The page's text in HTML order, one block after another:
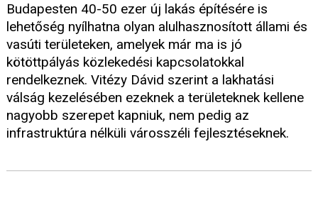
Budapesten 40-50 ezer új lakás építésére is
lehetőség nyílhatna olyan alulhasznosított állami és
vasúti területeken, amelyek már ma is jó
kötöttpályás közlekedési kapcsolatokkal
rendelkeznek. Vitézy Dávid szerint a lakhatási
válság kezelésében ezeknek a területeknek kellene
nagyobb szerepet kapniuk, nem pedig az
infrastruktúra nélküli városszéli fejlesztéseknek.